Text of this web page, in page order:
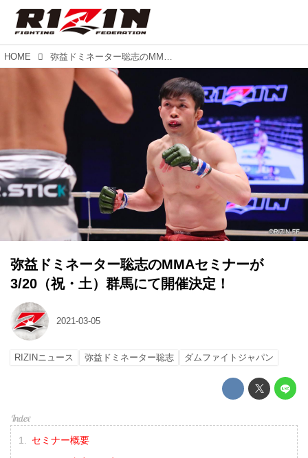
HOME 弥益ドミネーター聡志のMMAセミナーが3/20（祝・土）群馬にて開催決定！
弥益ドミネーター聡志のMMAセミナーが
3/20（祝・土）群馬にて開催決定！
2021-03-05
RIZINニュース 弥益ドミネーター聡志 ダムファイトジャパン
セミナー概要